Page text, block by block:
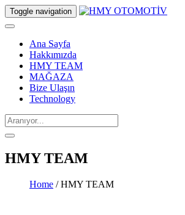
Toggle navigation
Ana Sayfa
Hakkımızda
HMY TEAM
MAĞAZA
Bize Ulaşın
Technology
HMY TEAM
Home / HMY TEAM